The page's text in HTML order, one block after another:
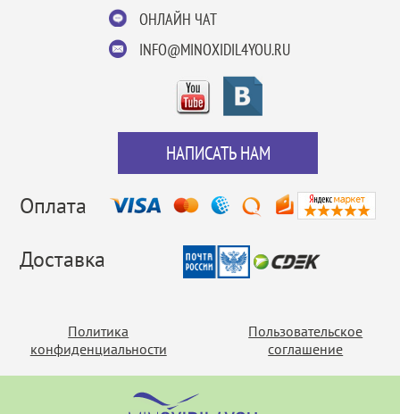
ОНЛАЙН ЧАТ
INFO@MINOXIDIL4YOU.RU
НАПИСАТЬ НАМ
Оплата
Доставка
Политика
конфиденциальности
Пользовательское
соглашение